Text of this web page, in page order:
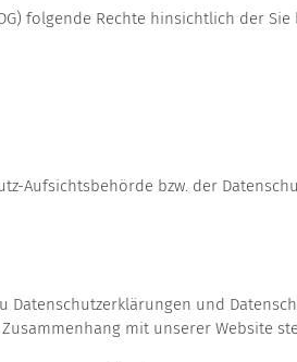
folgende Rechte hinsichtlich der
Aufsichtsbehörde bzw. der
Datenschutzerklärungen und
mit unserer Website